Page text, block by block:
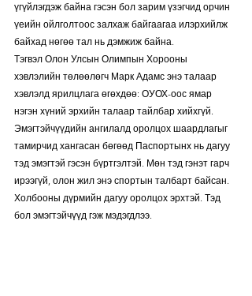
үгүйлэгдэж байна гэсэн бол зарим үзэгчид орчин
үеийн ойлголтоос залхаж байгаагаа илэрхийлж
байхад нөгөө тал нь дэмжиж байна.
Тэгвэл Олон Улсын Олимпын Хорооны
хэвлэлийн төлөөлөгч Марк Адамс энэ талаар
хэвлэлд ярилцлага өгөхдөө: ОУОХ-оос ямар
нэгэн хүний эрхийн талаар тайлбар хийхгүй.
Эмэгтэйчүүдийн ангилалд оролцох шаардлагыг
тамирчид хангасан бөгөөд Паспортынх нь дагуу
тэд эмэгтэй гэсэн бүртгэлтэй. Мөн тэд гэнэт гарч
ирээгүй, олон жил энэ спортын талбарт байсан.
Холбооны дүрмийн дагуу оролцох эрхтэй. Тэд
бол эмэгтэйчүүд гэж мэдэгдлээ.